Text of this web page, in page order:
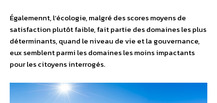
Égalemennt, l’écologie, malgré des scores moyens de
satisfaction plutôt faible, fait partie des domaines les plus
déterminants, quand le niveau de vie et la gouvernance,
eux semblent parmi les domaines les moins impactants
pour les citoyens interrogés.